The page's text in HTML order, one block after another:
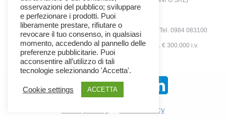
Società con unico socio
via A.Tenuta N°12 -Zona Ind. - 87036 Rende (CS) - Tel. 0984 083100
P.IVA 02409470784 | Rea N° 163224 | Cap. Soc. € 300.000 i.v.
sirinfo_menu
osservazioni del pubblico; sviluppare
e perfezionare i prodotti. Puoi
liberamente prestare, rifiutare o
revocare il tuo consenso, in qualsiasi
momento, accedendo al pannello delle
preferenze pubblicitarie. Puoi
acconsentire all’utilizzo di tali
tecnologie selezionando 'Accetta'.
Cookie settings ACCETTA
Seguici Su:
Cookie Policy